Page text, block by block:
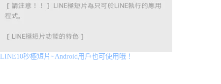
LINE10秒極短片~Android用戶也可使用哦！